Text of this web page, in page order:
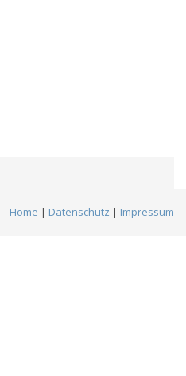
Home | Datenschutz | Impressum